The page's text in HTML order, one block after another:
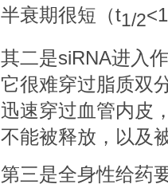
半衰期很短（t1/2
其二是siRNA进入
它很难穿过脂质双
迅速穿过血管内皮
不能被释放，以及
第三是全身性给药